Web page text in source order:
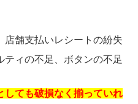
店舗支払いレシートの紛失
ティの不足、ボタンの不足
ても破損なく揃っていれ